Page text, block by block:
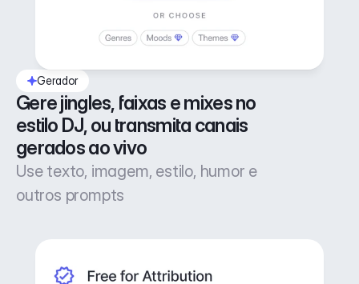
Gerador
Gere jingles, faixas e mixes no
estilo DJ, ou transmita canais
gerados ao vivo
Use texto, imagem, estilo, humor e
outros prompts